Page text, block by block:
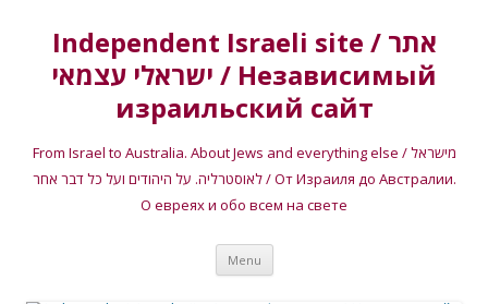
Independent Israeli site / אתר
ישראלי עצמאי / Независимый
израильский сайт
From Israel to Australia. About Jews and everything else / מישראל
לאוסטרליה. על היהודים ועל כל דבר אחר / От Израиля до Австралии.
О евреях и обо всем на свете
Menu Skip
content